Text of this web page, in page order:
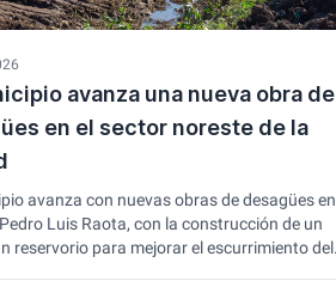
avanza una nueva obra de
en el sector noreste de la
avanza con nuevas obras de desagües en
Luis Raota, con la construcción de un
reservorio para mejorar el escurrimiento del